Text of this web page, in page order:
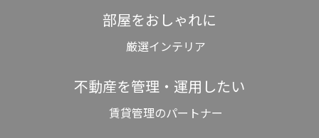
部屋をおしゃれに
厳選インテリア
不動産を管理・運用したい
賃貸管理のパートナー